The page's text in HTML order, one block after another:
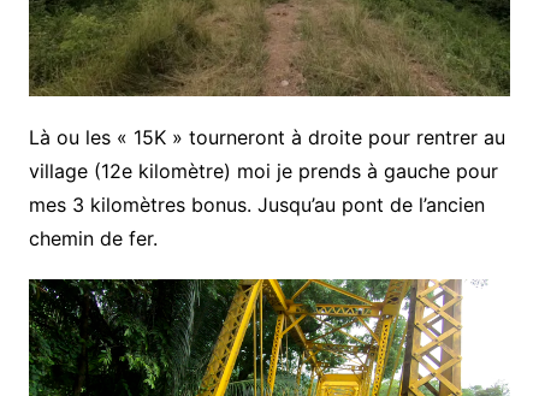
Là ou les « 15K » tourneront à droite pour rentrer au
village (12e kilomètre) moi je prends à gauche pour
mes 3 kilomètres bonus. Jusqu’au pont de l’ancien
chemin de fer.